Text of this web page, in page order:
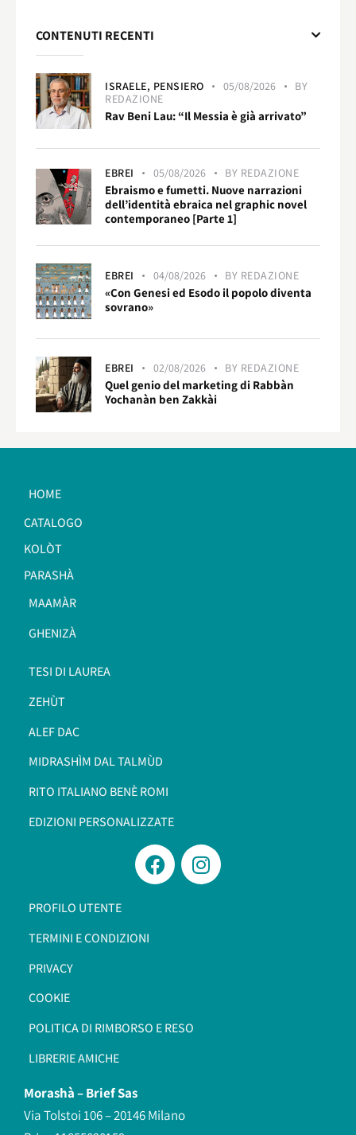
CONTENUTI RECENTI
ISRAELE, PENSIERO 05/08/2026
BY
REDAZIONE
Rav Beni Lau: “Il Messia è già arrivato”
EBREI 05/08/2026 BY REDAZIONE
Ebraismo e fumetti. Nuove narrazioni
dell’identità ebraica nel graphic novel
contemporaneo [Parte 1]
EBREI 04/08/2026 BY REDAZIONE
«Con Genesi ed Esodo il popolo diventa
sovrano»
EBREI 02/08/2026 BY REDAZIONE
Quel genio del marketing di Rabbàn
Yochanàn ben Zakkài
HOME
CATALOGO
KOLÒT
PARASHÀ
MAAMÀR
GHENIZÀ
TESI DI LAUREA
ZEHÙT
ALEF DAC
MIDRASHÌM DAL TALMÙD
RITO ITALIANO BENÈ ROMI​
EDIZIONI PERSONALIZZATE
PROFILO UTENTE
TERMINI E CONDIZIONI
PRIVACY
COOKIE
POLITICA DI RIMBORSO E RESO
LIBRERIE AMICHE
Morashà –Brief Sas
Via Tolstoi 106 – 20146 Milano